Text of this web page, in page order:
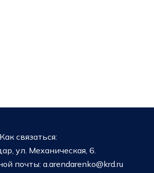
Как связаться:
ул. Механическая, 6.
почты: a.arendarenko@krd.ru